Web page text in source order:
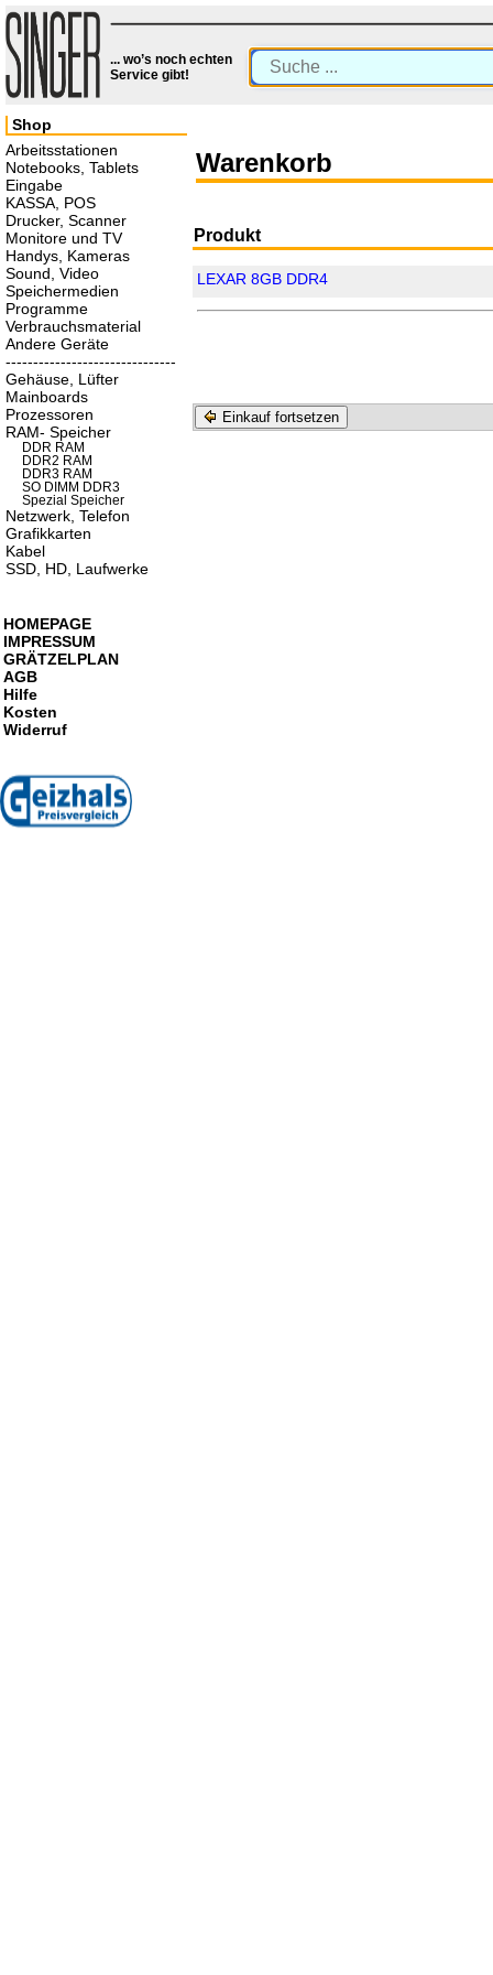
... wo’s noch echten
Service gibt!
Warenkorb
Produkt
LEXAR 8GB DDR4
Einkauf fortsetzen
Shop
Arbeitsstationen
Notebooks, Tablets
Eingabe
KASSA, POS
Drucker, Scanner
Monitore und TV
Handys, Kameras
Sound, Video
Speichermedien
Programme
Verbrauchsmaterial
Andere Geräte
-------------------------------
Gehäuse, Lüfter
Mainboards
Prozessoren
RAM- Speicher
DDR RAM
DDR2 RAM
DDR3 RAM
SO DIMM DDR3
Spezial Speicher
Netzwerk, Telefon
Grafikkarten
Kabel
SSD, HD, Laufwerke
HOMEPAGE
IMPRESSUM
GRÄTZELPLAN
AGB
Hilfe
Kosten
Widerruf